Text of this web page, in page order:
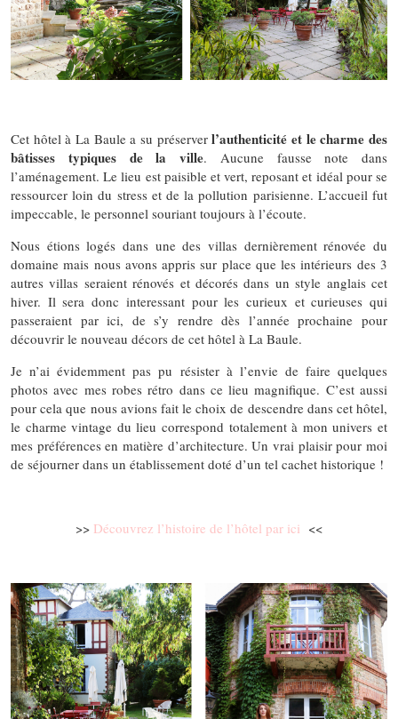
Cet hôtel à La Baule a su préserverl’authenticité et le charme des
bâtisses typiques de la ville. Aucune fausse note dans
l’aménagement. Le lieu est paisible et vert, reposant et idéal pour se
ressourcer loin du stress et de la pollution parisienne. L’accueil fut
impeccable, le personnel souriant toujours à l’écoute.
Nous étions logés dans une des villas dernièrement rénovée du
domaine mais nous avons appris sur place que les intérieurs des 3
autres villas seraient rénovés et décorés dans un style anglais cet
hiver. Il sera donc interessant pour les curieux et curieuses qui
passeraient par ici, de s’y rendre dès l’année prochaine pour
découvrir le nouveau décors de cet hôtel à La Baule.
Je n’ai évidemment pas pu résister à l’envie de faire quelques
photos avec mes robes rétro dans ce lieu magnifique. C’est aussi
pour cela que nous avions fait le choix de descendre dans cet hôtel,
le charme vintage du lieu correspond totalement à mon univers et
mes préférences en matière d’architecture. Un vrai plaisir pour moi
de séjourner dans un établissement doté d’un tel cachet historique !
>> Découvrez l’histoire de l’hôtel par ici <<